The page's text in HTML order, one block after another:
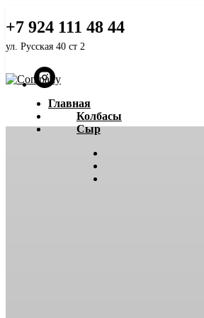
+7 924 111 48 44
ул. Русская 40 ст 2
Главная
Колбасы
Сыр